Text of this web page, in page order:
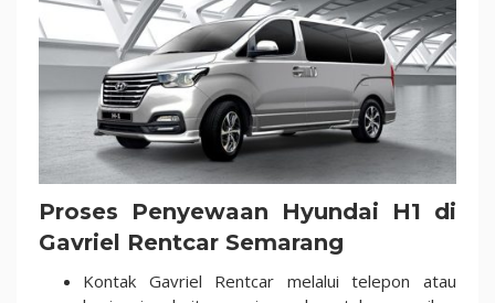
Proses Penyewaan Hyundai H1 di
Gavriel Rentcar Semarang
Kontak Gavriel Rentcar melalui telepon atau